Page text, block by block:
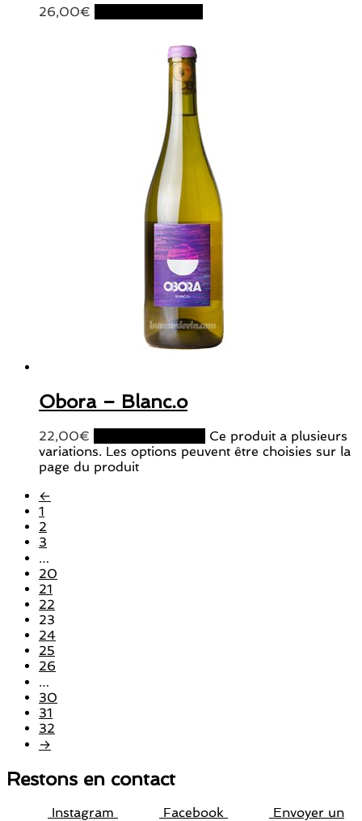
26,00€
Obora – Blanc.o
22,00€
Ce produit a plusieurs
variations. Les options peuvent être choisies sur la
page du produit
←
1
2
3
…
20
21
22
23
24
25
26
…
30
31
32
→
Restons en contact
Instagram Facebook
Envoyer un